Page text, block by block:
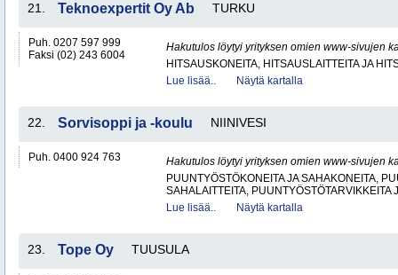
21. Teknoexpertit Oy Ab TURKU
Puh. 0207 597 999
Faksi (02) 243 6004
Hakutulos löytyi yrityksen omien www-sivujen
HITSAUSKONEITA, HITSAUSLAITTEITA JA
Lue lisää..
Näytä kartalla
22. Sorvisoppi ja -koulu NIINIVESI
Puh. 0400 924 763
Hakutulos löytyi yrityksen omien www-sivujen
PUUNTYÖSTÖKONEITA JA SAHAKONEITA,
SAHALAITTEITA, PUUNTYÖSTÖTARVIKKEITA
Lue lisää..
Näytä kartalla
23. Tope Oy TUUSULA